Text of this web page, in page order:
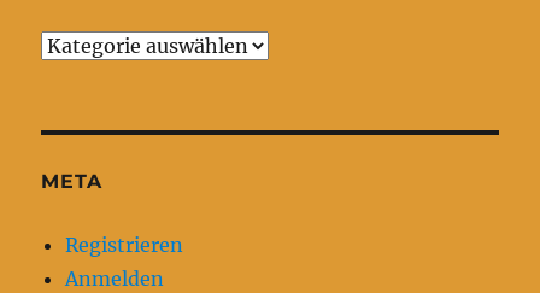
Kategorien
META
Registrieren
Anmelden